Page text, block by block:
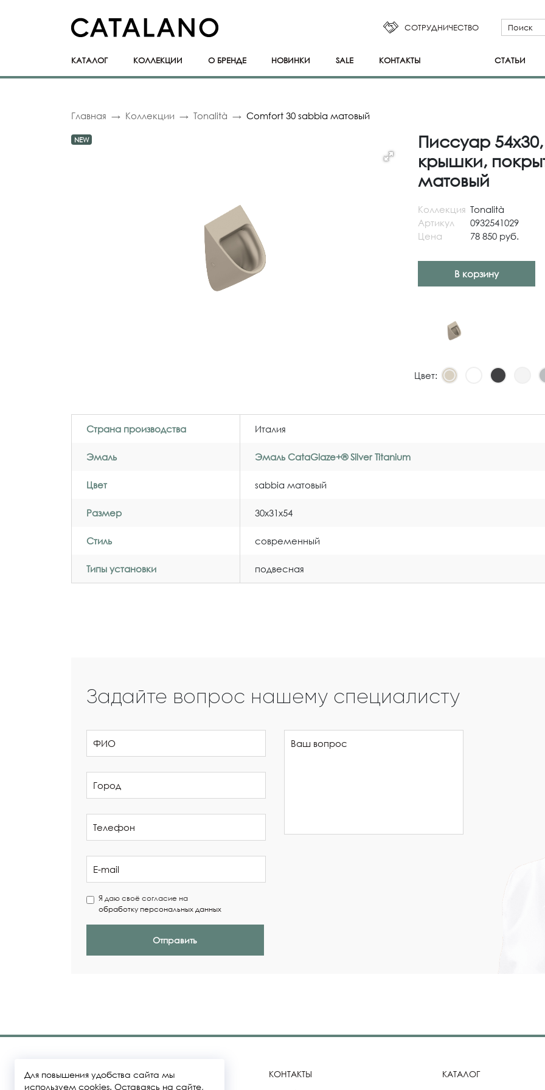
СОТРУДНИЧЕСТВО
КАТАЛОГ КОЛЛЕКЦИИ О БРЕНДЕ НОВИНКИ SALE КОНТАКТЫ СТАТЬИ
Главная Коллекции Tonalità Comfort 30 sabbia матовый
NEW
Писсуар
крышки,
матовый
Коллекция Tonalità
Артикул
0932541029
Цена
78 850 руб.
В корзину
Цвет:
Страна производства Италия
Эмаль Эмаль CataGlaze+® Silver Titanium
Цвет sabbia матовый
Размер 30x31x54
Стиль современный
Типы установки подвесная
Задайте вопрос нашему специалисту
Я даю своё согласие на
обработку персональных данных
Отправить
КОНТАКТЫ
КАТАЛОГ
Для повышения удобства сайта мы
используем cookies. Оставаясь на сайте,